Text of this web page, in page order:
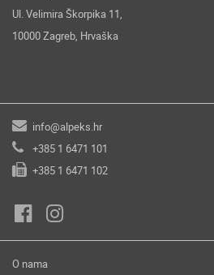
Ul. Velimira Škorpika 11,
10000 Zagreb, Hrvaška
info@alpeks.hr
+385 1 6471 101
+385 1 6471 102
O nama